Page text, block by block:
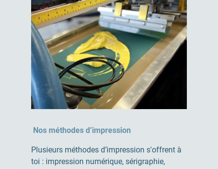
Nos méthodes d’impression
Plusieurs méthodes d’impression s'offrent à
toi : impression numérique, sérigraphie,